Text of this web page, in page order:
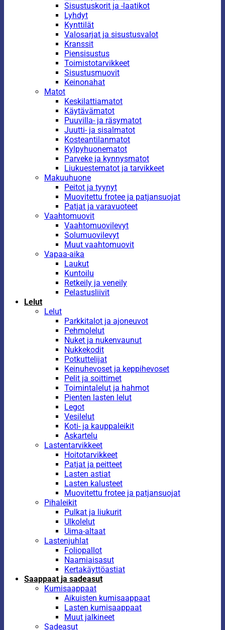
Sisustuskorit ja -laatikot
Lyhdyt
Kynttilät
Valosarjat ja sisustusvalot
Kranssit
Piensisustus
Toimistotarvikkeet
Sisustusmuovit
Keinonahat
Matot
Keskilattiamatot
Käytävämatot
Puuvilla- ja räsymatot
Juutti- ja sisalmatot
Kosteantilanmatot
Kylpyhuonematot
Parveke ja kynnysmatot
Liukuestematot ja tarvikkeet
Makuuhuone
Peitot ja tyynyt
Muovitettu frotee ja patjansuojat
Patjat ja varavuoteet
Vaahtomuovit
Vaahtomuovilevyt
Solumuovilevyt
Muut vaahtomuovit
Vapaa-aika
Laukut
Kuntoilu
Retkeily ja veneily
Pelastusliivit
Lelut
Lelut
Parkkitalot ja ajoneuvot
Pehmolelut
Nuket ja nukenvaunut
Nukkekodit
Potkuttelijat
Keinuhevoset ja keppihevoset
Pelit ja soittimet
Toimintalelut ja hahmot
Pienten lasten lelut
Legot
Vesilelut
Koti- ja kauppaleikit
Askartelu
Lastentarvikkeet
Hoitotarvikkeet
Patjat ja peitteet
Lasten astiat
Lasten kalusteet
Muovitettu frotee ja patjansuojat
Pihaleikit
Pulkat ja liukurit
Ulkolelut
Uima-altaat
Lastenjuhlat
Foliopallot
Naamiaisasut
Kertakäyttöastiat
Saappaat ja sadeasut
Kumisaappaat
Aikuisten kumisaappaat
Lasten kumisaappaat
Muut jalkineet
Sadeasut